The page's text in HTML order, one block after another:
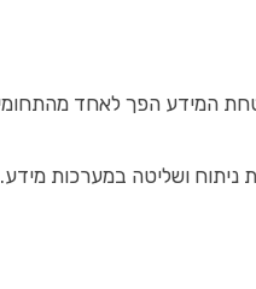
המידע הפך לאחד
ושליטה במערכות